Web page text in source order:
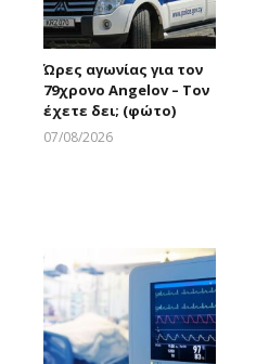
Ώρες αγωνίας για τον
79χρονο Angelov – Τον
έχετε δει; (φώτο)
07/08/2026